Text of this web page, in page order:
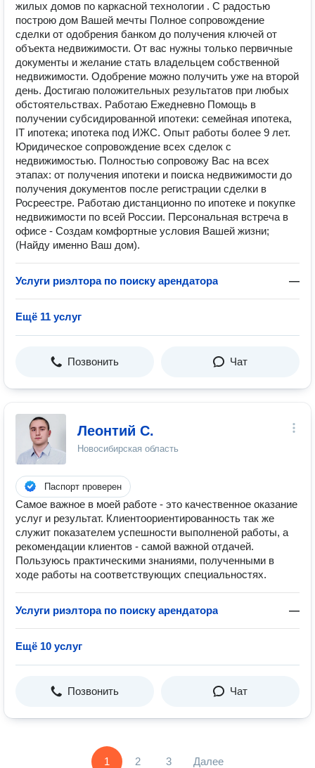
жилых домов по каркасной технологии . С радостью
построю дом Вашей мечты Полное сопровождение
сделки от одобрения банком до получения ключей от
объекта недвижимости. От вас нужны только первичные
документы и желание стать владельцем собственной
недвижимости. Одобрение можно получить уже на второй
день. Достигаю положительных результатов при любых
обстоятельствах. Работаю Ежедневно Помощь в
получении субсидированной ипотеки: семейная ипотека,
IT ипотека; ипотека под ИЖС. ️Опыт работы более 9 лет.
Юридическое сопровождение всех сделок с
недвижимостью. Полностью сопровожу Вас на всех
этапах: от получения ипотеки и поиска недвижимости до
получения документов после регистрации сделки в
Росреестре. ️Работаю дистанционно по ипотеке и покупке
недвижимости по всей России. ️Персональная встреча в
офисе - Создам комфортные условия Вашей жизни;
(Найду именно Ваш дом).
Услуги риэлтора по поиску арендатора —
Ещё 11 услуг
Позвонить Чат
Леонтий С.
Новосибирская область
Паспорт проверен
Самое важное в моей работе - это качественное оказание
услуг и результат. Клиентоориентированность так же
служит показателем успешности выполненой работы, а
рекомендации клиентов - самой важной отдачей.
Пользуюсь практическими знаниями, полученными в
ходе работы на соответствующих специальностях.
Услуги риэлтора по поиску арендатора —
Ещё 10 услуг
Позвонить Чат
1 2 3 Далее